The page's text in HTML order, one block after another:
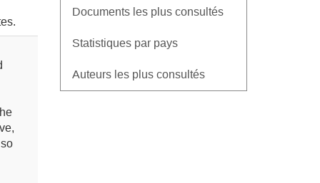
Documents les plus consultés
Statistiques par pays
Auteurs les plus consultés